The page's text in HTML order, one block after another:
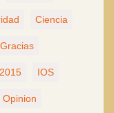
Ciencia
Gracias
IOS
Opinion